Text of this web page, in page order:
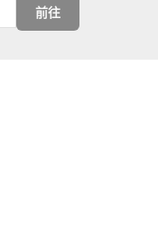
前往